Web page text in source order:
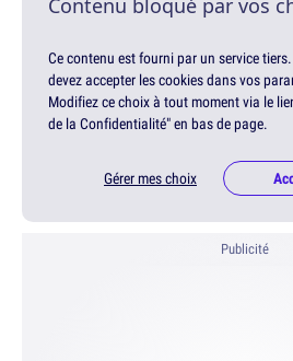
Contenu bloqué par vos
Ce contenu est fourni par un service
devez accepter les cookies dans vos
Modifiez ce choix à tout moment via le
de la Confidentialité" en bas de page.
Gérer mes choix
Publicité